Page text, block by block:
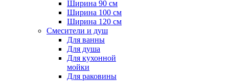
Ширина 90 см
Ширина 100 см
Ширина 120 см
Смесители и душ
Для ванны
Для душа
Для кухонной
мойки
Для раковины